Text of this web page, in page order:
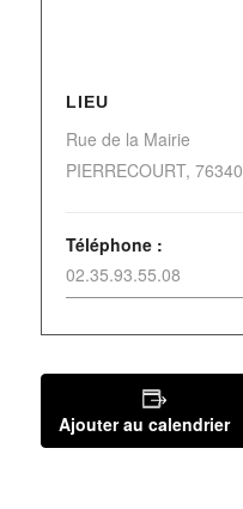
LIEU
Rue de la Mairie
PIERRECOURT, 76340
Téléphone :
02.35.93.55.08
Ajouter au calendrier